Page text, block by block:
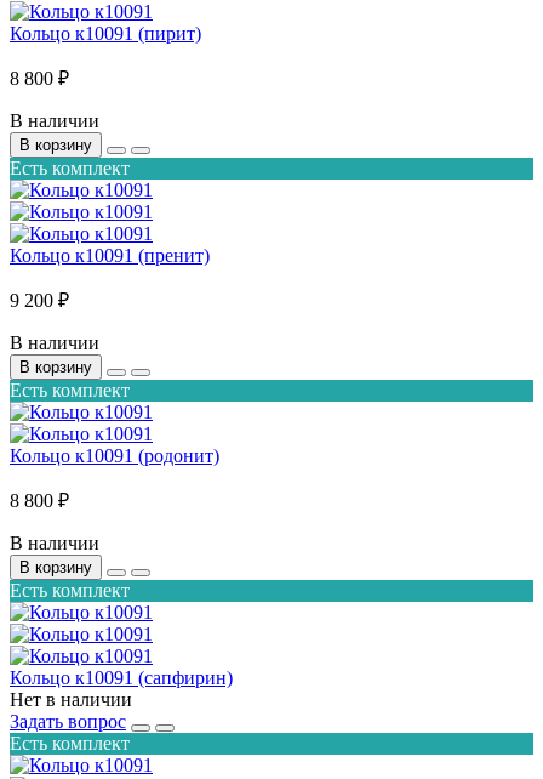
Кольцо к10091 (пирит)
8 800 ₽
В наличии
В корзину
Есть комплект
Кольцо к10091 (пренит)
9 200 ₽
В наличии
В корзину
Есть комплект
Кольцо к10091 (родонит)
8 800 ₽
В наличии
В корзину
Есть комплект
Кольцо к10091 (сапфирин)
Нет в наличии
Задать вопрос
Есть комплект